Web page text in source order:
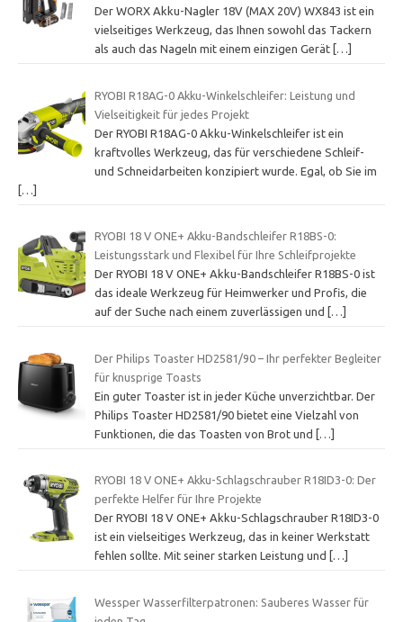
Der WORX Akku-Nagler 18V (MAX 20V) WX843 ist ein
vielseitiges Werkzeug, das Ihnen sowohl das Tackern
als auch das Nageln mit einem einzigen Gerät […]
RYOBI R18AG-0 Akku-Winkelschleifer: Leistung und
Vielseitigkeit für jedes Projekt
Der RYOBI R18AG-0 Akku-Winkelschleifer ist ein
kraftvolles Werkzeug, das für verschiedene Schleif-
und Schneidarbeiten konzipiert wurde. Egal, ob Sie im
[…]
RYOBI 18 V ONE+ Akku-Bandschleifer R18BS-0:
Leistungsstark und Flexibel für Ihre Schleifprojekte
Der RYOBI 18 V ONE+ Akku-Bandschleifer R18BS-0 ist
das ideale Werkzeug für Heimwerker und Profis, die
auf der Suche nach einem zuverlässigen und
[…]
Der Philips Toaster HD2581/90 – Ihr perfekter Begleiter
für knusprige Toasts
Ein guter Toaster ist in jeder Küche unverzichtbar. Der
Philips Toaster HD2581/90 bietet eine Vielzahl von
Funktionen, die das Toasten von Brot und
[…]
RYOBI 18 V ONE+ Akku-Schlagschrauber R18ID3-0: Der
perfekte Helfer für Ihre Projekte
Der RYOBI 18 V ONE+ Akku-Schlagschrauber R18ID3-0
ist ein vielseitiges Werkzeug, das in keiner Werkstatt
fehlen sollte. Mit seiner starken Leistung und
[…]
Wessper Wasserfilterpatronen: Sauberes Wasser für